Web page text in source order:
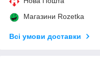
Магазини Rozetka
Всі умови доставки